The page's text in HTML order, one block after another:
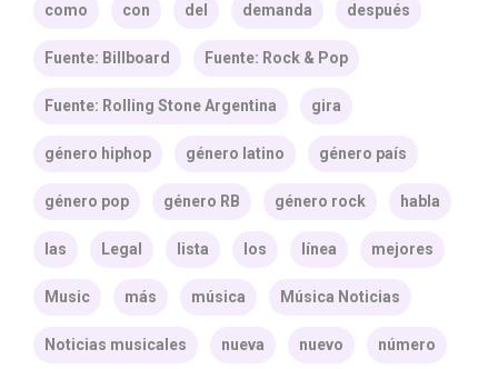
como con del demanda después
Fuente: Billboard Fuente: Rock & Pop
Fuente: Rolling Stone Argentina gira
género hiphop género latino género país
género pop género RB género rock habla
las Legal lista los línea mejores
Music más música Música Noticias
Noticias musicales nueva nuevo número